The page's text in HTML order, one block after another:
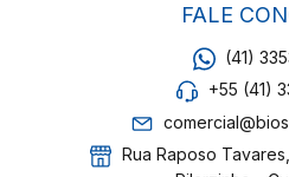
FALE
(41)
+55 (41)
Rua Raposo